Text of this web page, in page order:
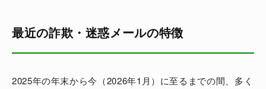
最近の詐欺・迷惑メールの特徴
2025年の年末から今（2026年1月）に至るまでの間、多く